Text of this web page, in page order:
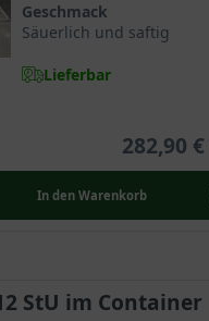
Geschmack
Säuerlich und saftig
Lieferbar
282,90 €
In den Warenkorb
StU im Container